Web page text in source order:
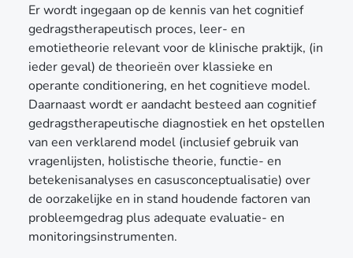
Er wordt ingegaan op de kennis van het cognitief
gedragstherapeutisch proces, leer- en
emotietheorie relevant voor de klinische praktijk, (in
ieder geval) de theorieën over klassieke en
operante conditionering, en het cognitieve model.
Daarnaast wordt er aandacht besteed aan cognitief
gedragstherapeutische diagnostiek en het opstellen
van een verklarend model (inclusief gebruik van
vragenlijsten, holistische theorie, functie- en
betekenisanalyses en casusconceptualisatie) over
de oorzakelijke en in stand houdende factoren van
probleemgedrag plus adequate evaluatie- en
monitoringsinstrumenten.